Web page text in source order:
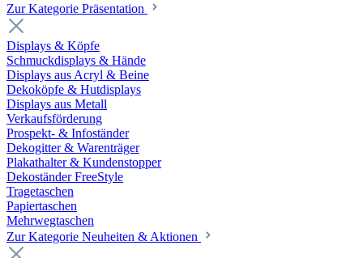
Zur Kategorie Präsentation
Displays & Köpfe
Schmuckdisplays & Hände
Displays aus Acryl & Beine
Dekoköpfe & Hutdisplays
Displays aus Metall
Verkaufsförderung
Prospekt- & Infoständer
Dekogitter & Warenträger
Plakathalter & Kundenstopper
Dekoständer FreeStyle
Tragetaschen
Papiertaschen
Mehrwegtaschen
Zur Kategorie Neuheiten & Aktionen